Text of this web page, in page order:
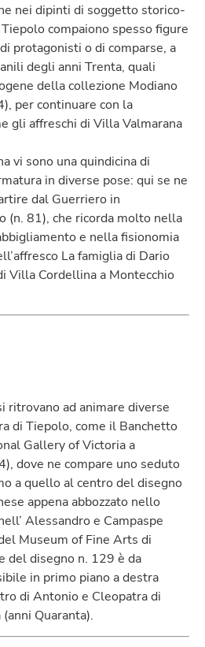
nei dipinti di soggetto storico-
compaiono spesso figure
protagonisti o di comparse, a
degli anni Trenta, quali
della collezione Modiano
per continuare con la
gli affreschi di Villa Valmarana
vi sono una quindicina di
in diverse pose: qui se ne
dal Guerriero in
(n. 81), che ricorda molto nella
e nella fisionomia
La famiglia di Dario
Villa Cordellina a Montecchio
ritrovano ad animare diverse
di Tiepolo, come il Banchetto
Gallery of Victoria a
dove ne compare uno seduto
a quello al centro del disegno
appena abbozzato nello
Alessandro e Campaspe
Museum of Fine Arts di
del disegno n. 129 è da
in primo piano a destra
di Antonio e Cleopatra di
(anni Quaranta).